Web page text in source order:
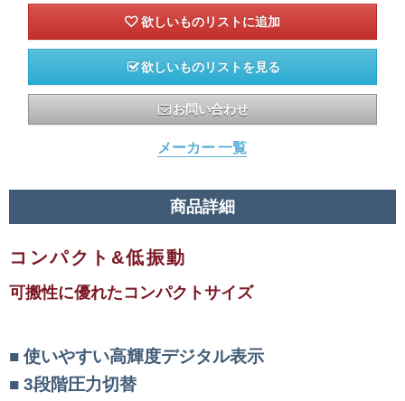
欲しいものリストを見る
お問い合わせ
メーカー 一覧
商品詳細
コンパクト&低振動
可搬性に優れたコンパクトサイズ
使いやすい高輝度デジタル表示
3段階圧力切替